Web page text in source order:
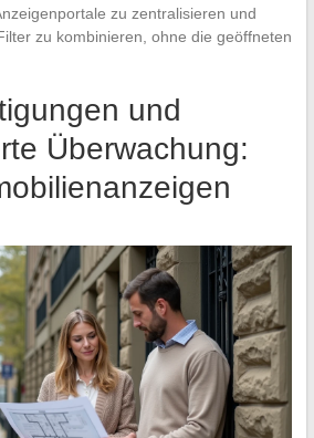
zu zentralisieren und
zu kombinieren, ohne die geöffneten
und
Überwachung: